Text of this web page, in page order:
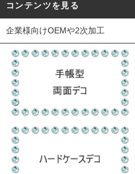
コンテンツを見る
企業様向けOEMや2次加工